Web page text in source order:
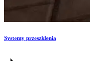
Systemy przeszklenia